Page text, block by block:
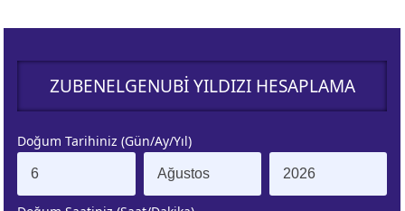
KUZEY AY
DÜĞÜMÜ
ZUBENELGENUBI YILDIZI HESAPLAMA
Doğum Tarihiniz (Gün/Ay/Yıl)